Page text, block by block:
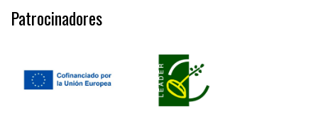
Patrocinadores